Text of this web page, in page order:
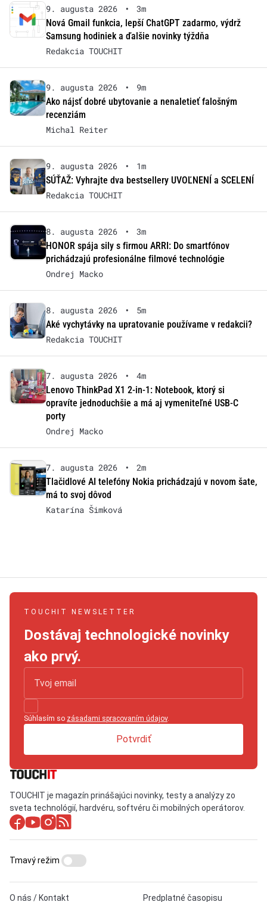
9. augusta 2026 •
3m
Nová Gmail funkcia, lepší ChatGPT zadarmo, výdrž
Samsung hodiniek a ďalšie novinky týždňa
Redakcia TOUCHIT
9. augusta 2026 •
9m
Ako nájsť dobré ubytovanie a nenaletieť falošným
recenziám
Michal Reiter
9. augusta 2026 •
1m
SÚŤAŽ: Vyhrajte dva bestsellery UVOĽNENÍ a SCELENÍ
Redakcia TOUCHIT
8. augusta 2026 •
3m
HONOR spája sily s firmou ARRI: Do smartfónov
prichádzajú profesionálne filmové technológie
Ondrej Macko
8. augusta 2026 •
5m
Aké vychytávky na upratovanie používame v redakcii?
Redakcia TOUCHIT
7. augusta 2026 •
4m
Lenovo ThinkPad X1 2-in-1: Notebook, ktorý si
opravíte jednoduchšie a má aj vymeniteľné USB-C
porty
Ondrej Macko
7. augusta 2026 •
2m
Tlačidlové AI telefóny Nokia prichádzajú v novom šate,
má to svoj dôvod
Katarína Šimková
TOUCHIT NEWSLETTER
Dostávaj technologické novinky
ako prvý.
Súhlasím so zásadami spracovaním údajov.
Potvrdiť
TOUCHIT je magazín prinášajúci novinky, testy a analýzy zo
sveta technológií, hardvéru, softvéru či mobilných operátorov.
O nás / Kontakt Predplatné časopisu
Tmavý režim